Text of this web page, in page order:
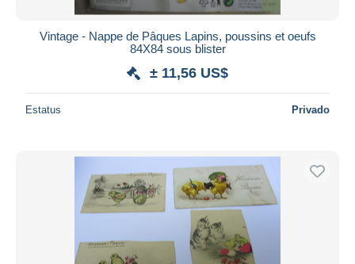
Vintage - Nappe de Pâques Lapins, poussins et oeufs
84X84 sous blister
± 11,56 US$
Estatus Privado